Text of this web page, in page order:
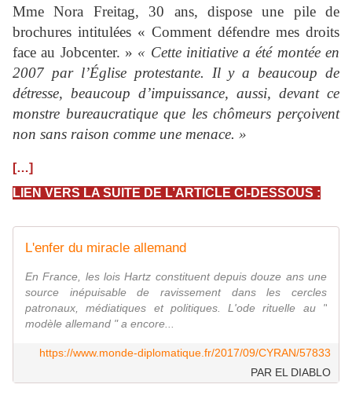
Mme Nora Freitag, 30 ans, dispose une pile de
brochures intitulées « Comment défendre mes droits
face au Jobcenter. » « Cette initiative a été montée en
2007 par l’Église protestante. Il y a beaucoup de
détresse, beaucoup d’impuissance, aussi, devant ce
monstre bureaucratique que les chômeurs perçoivent
non sans raison comme une menace. »
[…]
LIEN VERS LA SUITE DE L’ARTICLE CI-DESSOUS :
L'enfer du miracle allemand
En France, les lois Hartz constituent depuis douze ans une
source inépuisable de ravissement dans les cercles
patronaux, médiatiques et politiques. L'ode rituelle au "
modèle allemand " a encore...
https://www.monde-diplomatique.fr/2017/09/CYRAN/57833
PAR EL DIABLO